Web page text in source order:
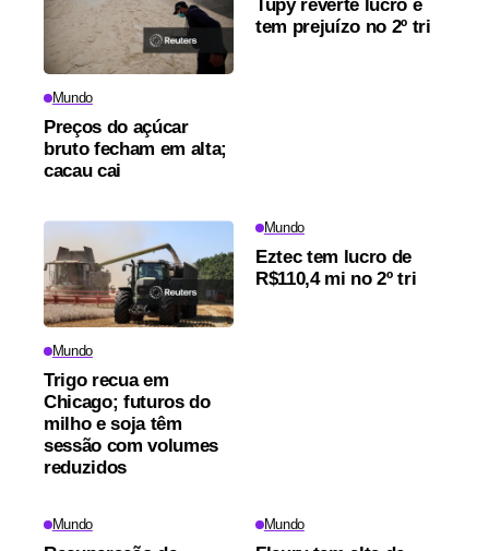
Mundo
Preços do açúcar
bruto fecham em alta;
cacau cai
Tupy reverte lucro e
tem prejuízo no 2º tri
Mundo
Trigo recua em
Chicago; futuros do
milho e soja têm
sessão com volumes
reduzidos
Mundo
Eztec tem lucro de
R$110,4 mi no 2º tri
Mundo Mundo